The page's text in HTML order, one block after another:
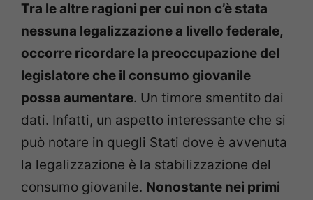
Tra le altre ragioni per cui non c’è stata
nessuna legalizzazione a livello federale,
occorre ricordare la preoccupazione del
legislatore che il consumo giovanile
possa aumentare. Un timore smentito dai
dati. Infatti, un aspetto interessante che si
può notare in quegli Stati dove è avvenuta
la legalizzazione è la stabilizzazione del
consumo giovanile. Nonostante nei primi